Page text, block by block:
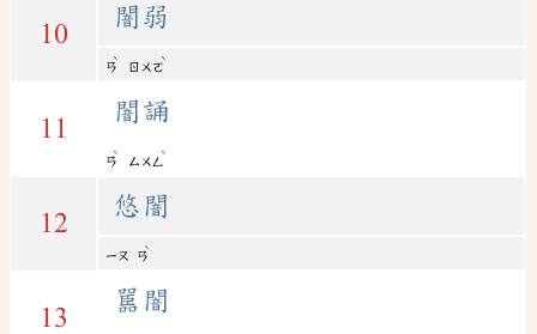
10
闇弱
ㄢ
ˋ
ㄖㄨㄛ
ˋ
11
闇誦
ㄢ
ˋ
ㄙㄨㄥ
ˋ
12
悠闇
ㄧㄡ ㄢ
ˋ
13
嚚闇